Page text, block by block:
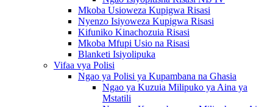
Mkoba Usioweza Kupigwa Risasi
Nyenzo Isiyoweza Kupigwa Risasi
Kifuniko Kinachozuia Risasi
Mkoba Mfupi Usio na Risasi
Blanketi Isiyolipuka
Vifaa vya Polisi
Ngao ya Polisi ya Kupambana na Ghasia
Ngao ya Kuzuia Milipuko ya Aina ya
Mstatili